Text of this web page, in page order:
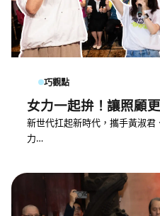
巧觀點
女力一起拚！讓照顧
新世代扛起新時代，攜手黃淑
力…